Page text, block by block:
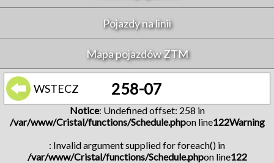
Pojazdy na linii
Mapa pojazdów ZTM
WSTECZ 258-07
Notice: Undefined offset: 258 in
/var/www/Cristal/functions/Schedule.phpon line122Warning
: Invalid argument supplied for foreach() in
/var/www/Cristal/functions/Schedule.phpon line122